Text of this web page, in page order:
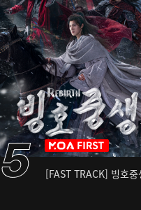
[FAST TRACK] 빙호중